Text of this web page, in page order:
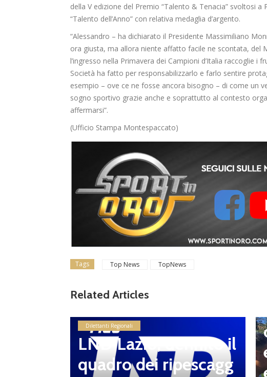
della V edizione del Premio “Talento & Tenacia” svoltosi
“Talento dell’Anno” con relativa medaglia d’argento.
“Alessandro – ha dichiarato il Presidente Massimiliano
ora giusta, ma allora niente affatto facile ne scontata, del
l’ingresso nella Primavera dei Campioni d’Italia raccoglie
Società ha fatto per responsabilizzarlo e farlo sentire
esempio – ove ce ne fosse ancora bisogno – di come un
sogno sportivo grazie anche e soprattutto al contesto
affermarsi”.
(Ufficio Stampa Montespaccato)
Tags Top News TopNews
Related Articles
Dilettanti Regionali
LND Lazio, definito il
quadro dei ripescagg